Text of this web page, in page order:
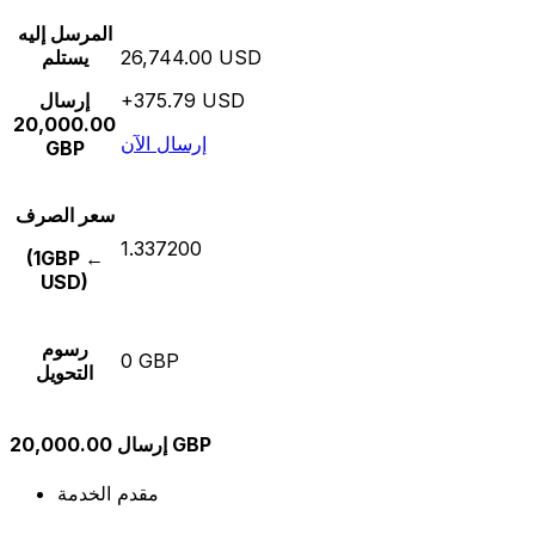
المرسل إليه
يستلم
إرسال
20,000.00
GBP
26,744.00 USD
+375.79 USD
إرسال الآن
سعر الصرف
(1GBP ←
USD)
1.337200
رسوم
التحويل
0 GBP
إرسال 20,000.00 GBP
مقدم الخدمة